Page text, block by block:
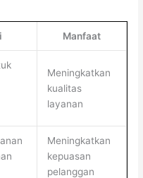
Manfaat
Meningkatkan
kualitas
layanan
Meningkatkan
kepuasan
pelanggan